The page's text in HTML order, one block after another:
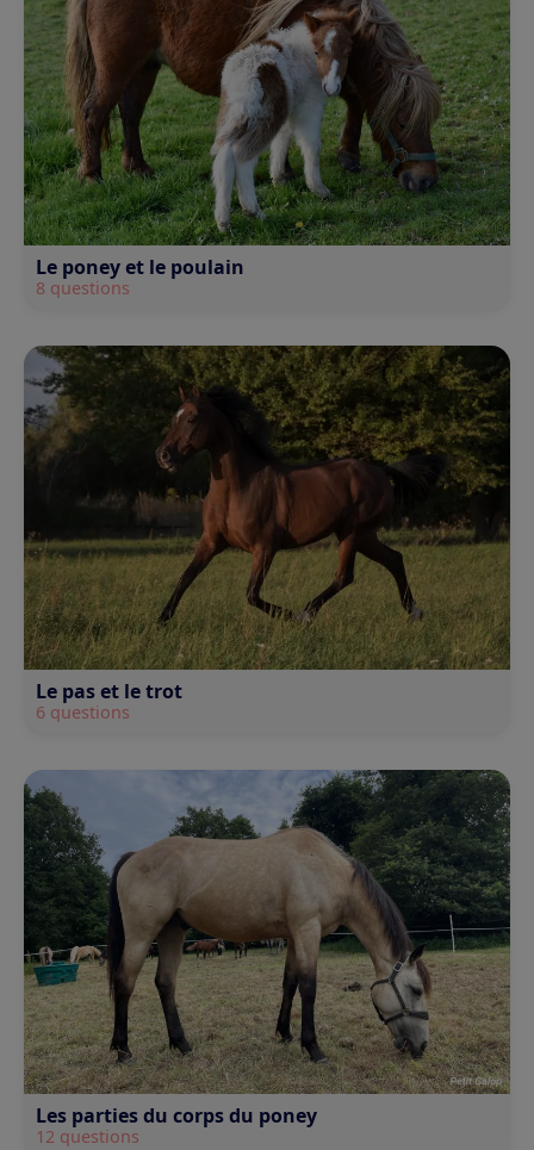
Le poney et le poulain
8 questions
Le pas et le trot
6 questions
Les parties du corps du poney
12 questions